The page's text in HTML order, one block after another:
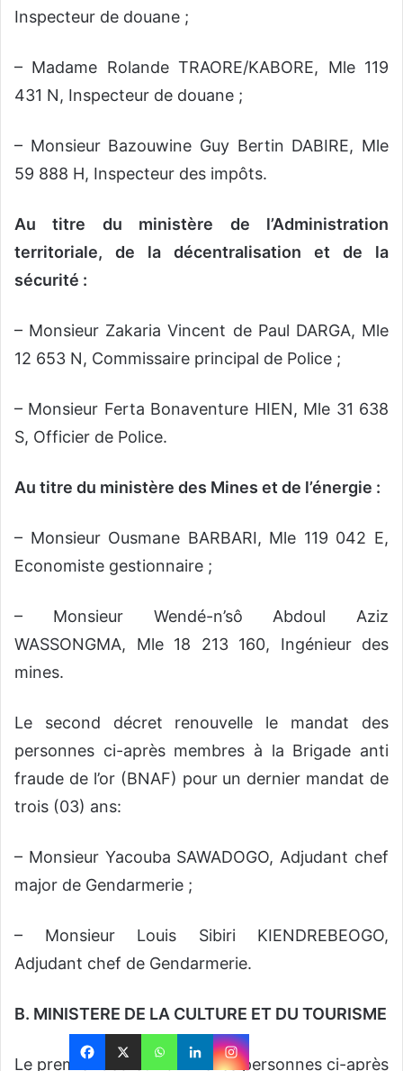
Inspecteur de douane ;
– Madame Rolande TRAORE/KABORE, Mle 119
431 N, Inspecteur de douane ;
– Monsieur Bazouwine Guy Bertin DABIRE, Mle
59 888 H, Inspecteur des impôts.
Au titre du ministère de l’Administration
territoriale, de la décentralisation et de la
sécurité :
– Monsieur Zakaria Vincent de Paul DARGA, Mle
12 653 N, Commissaire principal de Police ;
– Monsieur Ferta Bonaventure HIEN, Mle 31 638
S, Officier de Police.
Au titre du ministère des Mines et de l’énergie :
– Monsieur Ousmane BARBARI, Mle 119 042 E,
Economiste gestionnaire ;
– Monsieur Wendé-n’sô Abdoul Aziz
WASSONGMA, Mle 18 213 160, Ingénieur des
mines.
Le second décret renouvelle le mandat des
personnes ci-après membres à la Brigade anti
fraude de l’or (BNAF) pour un dernier mandat de
trois (03) ans:
– Monsieur Yacouba SAWADOGO, Adjudant chef
major de Gendarmerie ;
– Monsieur Louis Sibiri KIENDREBEOGO,
Adjudant chef de Gendarmerie.
B. MINISTERE DE LA CULTURE ET DU TOURISME
Le premier décret nomme les personnes ci-après